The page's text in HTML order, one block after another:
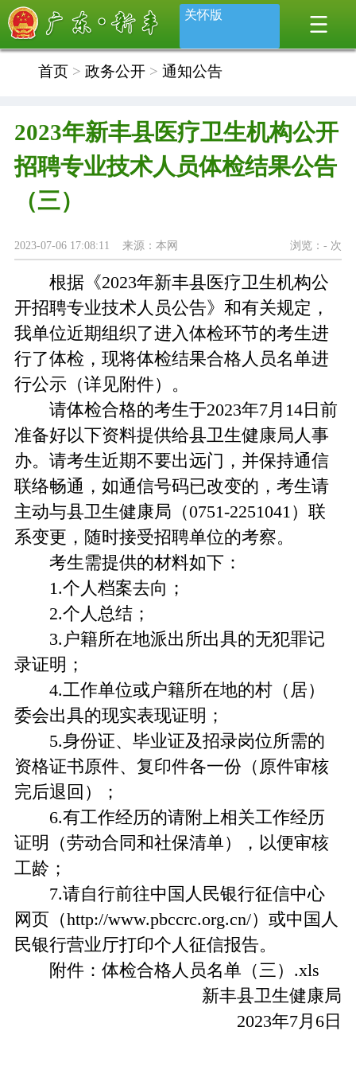
关怀版
首页> 政务公开> 通知公告
2023年新丰县医疗卫生机构公开
招聘专业技术人员体检结果公告
（三）
浏览：- 次
2023-07-06 17:08:11 来源：本网
根据《2023年新丰县医疗卫生机构公
开招聘专业技术人员公告》和有关规定，
我单位近期组织了进入体检环节的考生进
行了体检，现将体检结果合格人员名单进
行公示（详见附件）。
请体检合格的考生于2023年7月14日前
准备好以下资料提供给县卫生健康局人事
办。请考生近期不要出远门，并保持通信
联络畅通，如通信号码已改变的，考生请
主动与县卫生健康局（0751-2251041）联
系变更，随时接受招聘单位的考察。
考生需提供的材料如下：
1.个人档案去向；
2.个人总结；
3.户籍所在地派出所出具的无犯罪记
录证明；
4.工作单位或户籍所在地的村（居）
委会出具的现实表现证明；
5.身份证、毕业证及招录岗位所需的
资格证书原件、复印件各一份（原件审核
完后退回）；
6.有工作经历的请附上相关工作经历
证明（劳动合同和社保清单），以便审核
工龄；
7.请自行前往中国人民银行征信中心
网页（http://www.pbccrc.org.cn/）或中国人
民银行营业厅打印个人征信报告。
附件：体检合格人员名单（三）.xls
新丰县卫生健康局
2023年7月6日